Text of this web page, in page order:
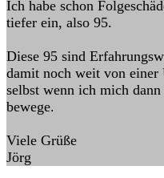
Ich habe schon
tiefer ein, also 95.
Diese 95 sind
damit noch weit von einer
selbst wenn ich mich
bewege.
Viele Grüße
Jörg